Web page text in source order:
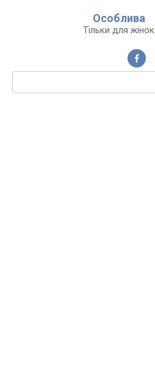
Особлива
Тільки для жінок
Пошук: